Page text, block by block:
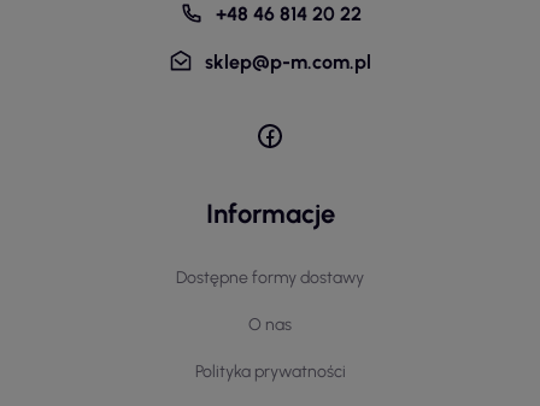
+48 46 814 20 22
sklep@p-m.com.pl
Informacje
Dostępne formy dostawy
O nas
Polityka prywatności